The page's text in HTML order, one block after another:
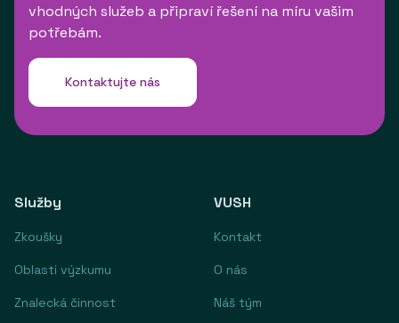
vhodných služeb a připraví řešení na míru vašim
potřebám.
Kontaktujte nás
Služby
Zkoušky
Oblasti výzkumu
Znalecká činnost
VUSH
Kontakt
O nás
Náš tým